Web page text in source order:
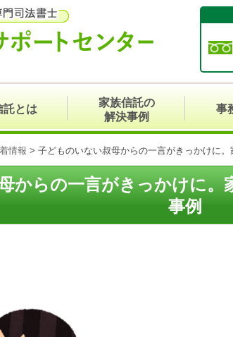
託とは
家族信託の
解決事例
事
情報 > 子どものいない叔母からの一言がきっかけに
からの一言がきっかけに。
事例